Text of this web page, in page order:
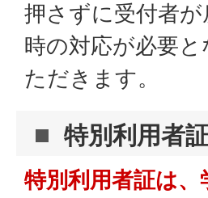
押さずに受付者
時の対応が必要
ただきます。
特別利用者
特別利用者証は